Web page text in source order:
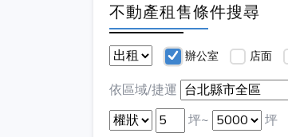
不動產租售條件搜尋
辦公室 店面
依區域/捷運
坪~
坪